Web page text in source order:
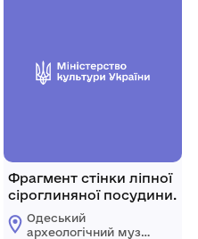
Фрагмент стінки ліпної
сіроглиняної посудини.
Одеський
археологічний музей